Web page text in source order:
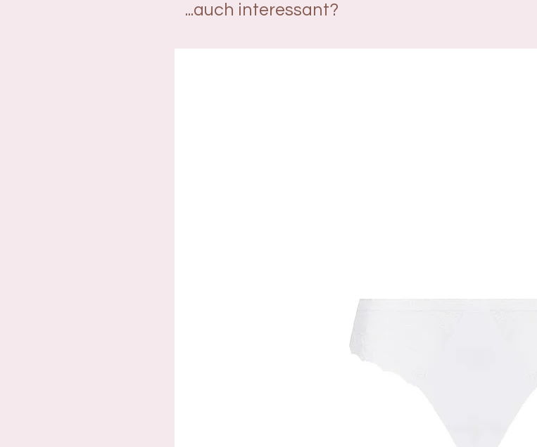
...auch interessant?